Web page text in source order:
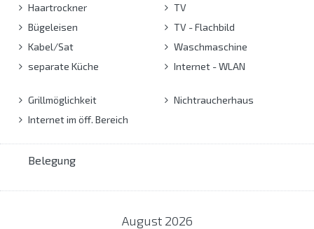
Haartrockner
Bügeleisen
Kabel/Sat
separate Küche
TV
TV - Flachbild
Waschmaschine
Internet - WLAN
Grillmöglichkeit
Internet im öff. Bereich
Nichtraucherhaus
Belegung
August 2026